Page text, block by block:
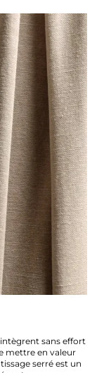
sans effort
mettre en valeur
serré est un